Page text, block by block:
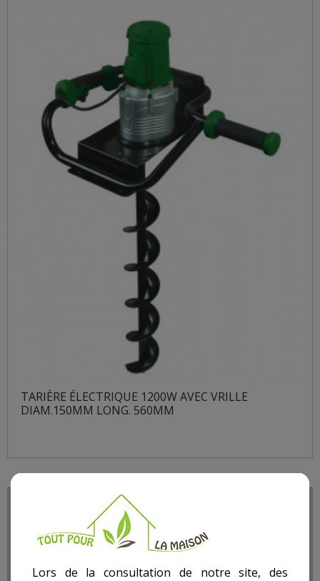
TARIÈRE ÉLECTRIQUE 1200W AVEC VRILLE
DIAM.150MM LONG. 560MM
Lors de la consultation de notre site, des